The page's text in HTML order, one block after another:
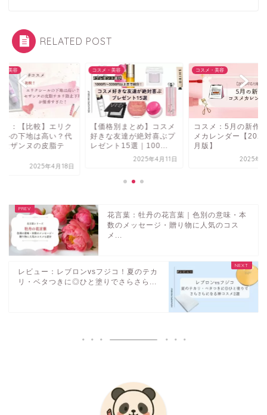
RELATED POST
・美容
メ：【比較】エリク
ルの下地は高い？代
セザンヌの皮脂テ
2025年4月18日
コスメ・美容
【価格別まとめ】コスメ
好きな友達が絶対喜ぶプ
レゼント15選｜100...
2025年4月11日
コスメ・美容
コスメ：5月の新作
メカレンダー【
月版】
2025年5
花言葉：牡丹の花言葉｜色別の意味・本
数のメッセージ・贈り物に人気のコス
メ...
レビュー：レブロンvsフジコ！夏のテカ
リ・ベタつきに◎ひと塗りでさらさら...